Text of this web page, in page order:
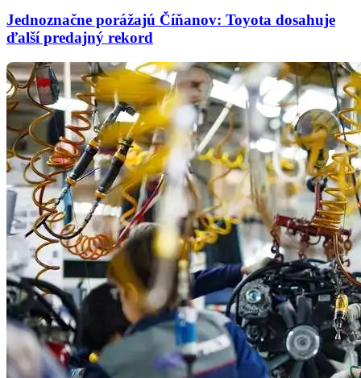
Jednoznačne porážajú Číňanov: Toyota dosahuje
ďalší predajný rekord